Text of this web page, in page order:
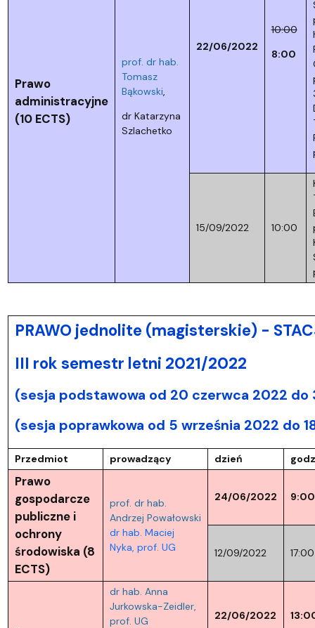
Prawo
administracyjne
(10 ECTS)
prof. dr hab.
Tomasz
Bąkowski
dr Katarzyna
Szlachetko
22/06/2022
10:00
8:00
15/09/2022 10:00
PRAWO jednolite (magisterskie) -
III rok semestr letni 2021/2022
(sesja podstawowa od 20 czerwca 2022 do
(sesja poprawkowa od 5 września 2022 do
Przedmiot prowadzący dzień
Prawo
gospodarcze
publiczne i
ochrony
środowiska (8
ECTS)
prof. dr hab.
Andrzej Powałowski
dr hab. Maciej
Nyka, prof. UG
24/06/2022 9:00
12/09/2022 17:00
dr hab. Anna
Jurkowska-Zeidler,
prof. UG
22/06/2022